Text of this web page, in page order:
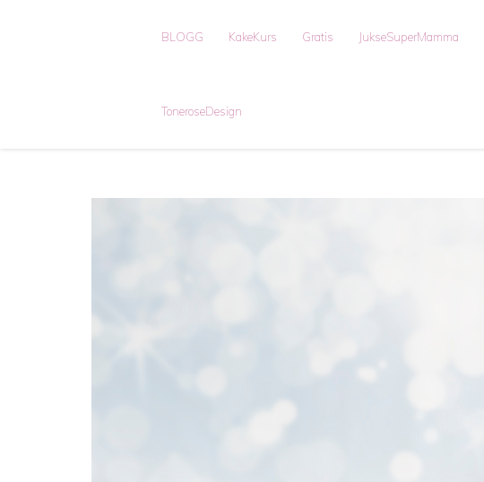
BLOGG KakeKurs Gratis JukseSuperMamma
ToneroseDesign